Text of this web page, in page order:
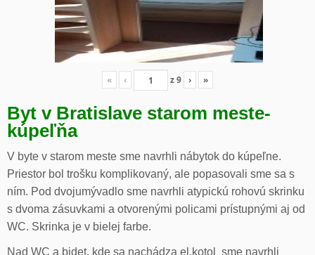
« ‹ z9 › »
Byt v Bratislave starom meste-
kúpeľňa
V byte v starom meste sme navrhli nábytok do kúpeľne.
Priestor bol trošku komplikovaný, ale popasovali sme sa s
ním. Pod dvojumývadlo sme navrhli atypickú rohovú skrinku
s dvoma zásuvkami a otvorenými policami prístupnými aj od
WC. Skrinka je v bielej farbe.
Nad WC a bidet, kde sa nachádza el.kotol sme navrhli